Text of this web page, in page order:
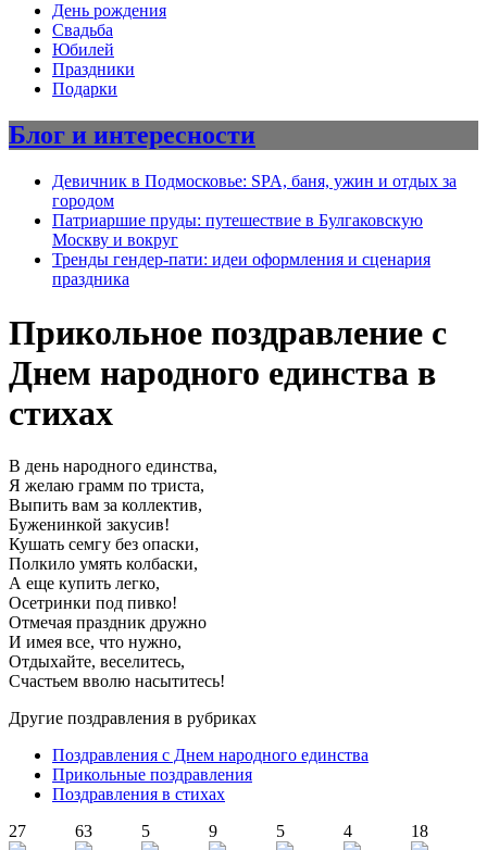
День рождения
Свадьба
Юбилей
Праздники
Подарки
Блог и интересности
Девичник в Подмосковье: SPA, баня, ужин и отдых за
городом
Патриаршие пруды: путешествие в Булгаковскую
Москву и вокруг
Тренды гендер-пати: идеи оформления и сценария
праздника
Прикольное поздравление с
Днем народного единства в
стихах
В день народного единства,
Я желаю грамм по триста,
Выпить вам за коллектив,
Буженинкой закусив!
Кушать семгу без опаски,
Полкило умять колбаски,
А еще купить легко,
Осетринки под пивко!
Отмечая праздник дружно
И имея все, что нужно,
Отдыхайте, веселитесь,
Счастьем вволю насытитесь!
Другие поздравления в рубриках
Поздравления с Днем народного единства
Прикольные поздравления
Поздравления в стихах
27
63 5 9 5 4 18